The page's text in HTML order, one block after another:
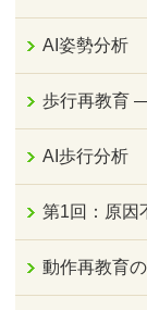
AI姿勢分析
歩行再教育
AI歩行分析
第1回：原因
動作再教育